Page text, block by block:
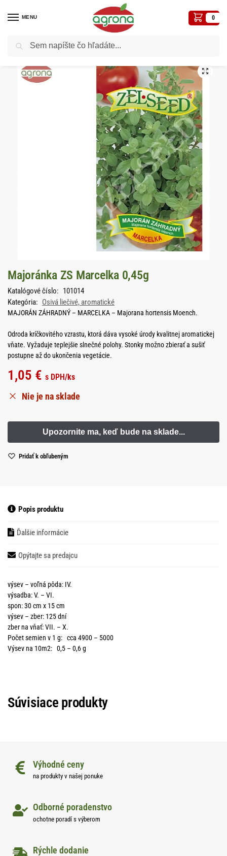
MENU 0
Domov Semená - osivá / Osivá liečivé, aromatické
Majoránka ZS Marcelka 0,45g
Katalógové číslo: 101014
Kategória: Osivá liečivé, aromatické
MAJORÁN ZÁHRADNÝ – MARCELKA – Majorana hortensis Moench.
Odroda kríčkovitého vzrastu, ktorá dáva vysoké úrody kvalitnej aromatickej
vňate. Vyžaduje teplejšie slnečné polohy. Stonky možno zbierať a sušiť
postupne až do ukončenia vegetácie.
1,05 € s DPH/ks
Nie je na sklade
Pridať k obľubeným
Popis produktu
Ďalšie informácie
Opýtajte sa predajcu
výsev – voľná pôda: IV.
výsadba: V. – VI.
spon: 30 cm x 15 cm
výsev – zber: 125 dní
zber na vňať: VII. – X.
Počet semien v 1 g: cca 4900 – 5000
Výsev na 10m2: 0,5 – 0,6 g
Súvisiace produkty
Výhodné ceny
na produkty v našej ponuke
Odborné poradenstvo
ochotne poradí s výberom
Rýchle dodanie